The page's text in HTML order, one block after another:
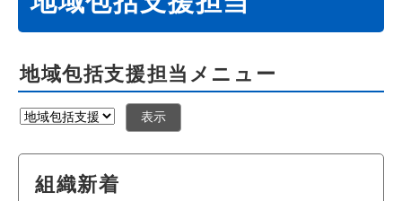
地域包括支援担当メニュー
表示
組織新着